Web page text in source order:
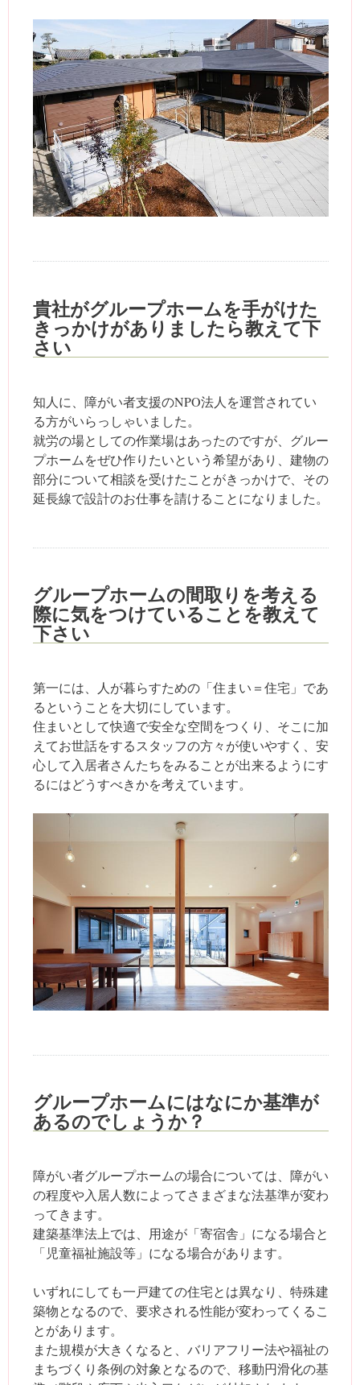
貴社がグループホームを手がけた
きっかけがありましたら教えて下
さい
知人に、障がい者支援のNPO法人を運営されてい
る方がいらっしゃいました。
就労の場としての作業場はあったのですが、グルー
プホームをぜひ作りたいという希望があり、建物の
部分について相談を受けたことがきっかけで、その
延長線で設計のお仕事を請けることになりました。
グループホームの間取りを考える
際に気をつけていることを教えて
下さい
第一には、人が暮らすための「住まい＝住宅」であ
るということを大切にしています。
住まいとして快適で安全な空間をつくり、そこに加
えてお世話をするスタッフの方々が使いやすく、安
心して入居者さんたちをみることが出来るようにす
るにはどうすべきかを考えています。
グループホームにはなにか基準が
あるのでしょうか？
障がい者グループホームの場合については、障がい
の程度や入居人数によってさまざまな法基準が変わ
ってきます。
建築基準法上では、用途が「寄宿舎」になる場合と
「児童福祉施設等」になる場合があります。
いずれにしても一戸建ての住宅とは異なり、特殊建
築物となるので、要求される性能が変わってくるこ
とがあります。
また規模が大きくなると、バリアフリー法や福祉の
まちづくり条例の対象となるので、移動円滑化の基